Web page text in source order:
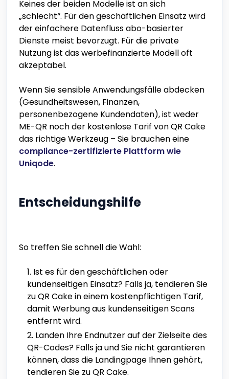
Keines der beiden Modelle ist an sich
„schlecht“. Für den geschäftlichen Einsatz wird
der einfachere Datenfluss abo-basierter
Dienste meist bevorzugt. Für die private
Nutzung ist das werbefinanzierte Modell oft
akzeptabel.
Wenn Sie sensible Anwendungsfälle abdecken
(Gesundheitswesen, Finanzen,
personenbezogene Kundendaten), ist weder
ME-QR noch der kostenlose Tarif von QR Cake
das richtige Werkzeug – Sie brauchen eine
compliance-zertifizierte Plattform wie
Uniqode.
Entscheidungshilfe
So treffen Sie schnell die Wahl:
Ist es für den geschäftlichen oder
kundenseitigen Einsatz? Falls ja, tendieren Sie
zu QR Cake in einem kostenpflichtigen Tarif,
damit Werbung aus kundenseitigen Scans
entfernt wird.
Landen Ihre Endnutzer auf der Zielseite des
QR-Codes? Falls ja und Sie nicht garantieren
können, dass die Landingpage Ihnen gehört,
tendieren Sie zu QR Cake.